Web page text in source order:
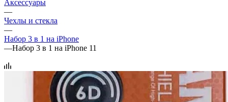
Аксессуары
—
Чехлы и стекла
—
Набор 3 в 1 на iPhone
—Набор 3 в 1 на iPhone 11